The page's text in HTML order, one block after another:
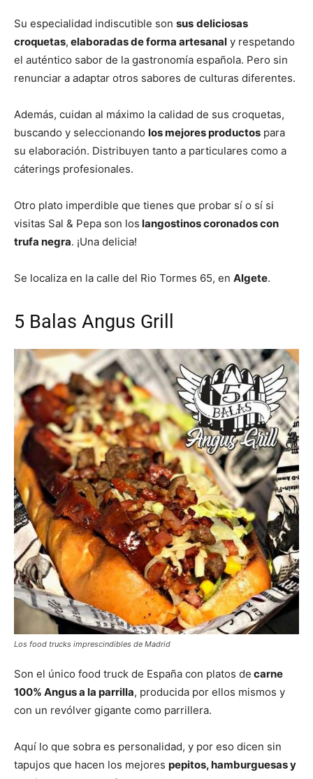
Su especialidad indiscutible son sus deliciosas
croquetas, elaboradas de forma artesanal y respetando
el auténtico sabor de la gastronomía española. Pero sin
renunciar a adaptar otros sabores de culturas diferentes.
Además, cuidan al máximo la calidad de sus croquetas,
buscando y seleccionando los mejores productos para
su elaboración. Distribuyen tanto a particulares como a
cáterings profesionales.
Otro plato imperdible que tienes que probar sí o sí si
visitas Sal & Pepa son los langostinos coronados con
trufa negra. ¡Una delicia!
Se localiza en la calle del Rio Tormes 65, en Algete.
5 Balas Angus Grill
Los food trucks imprescindibles de Madrid
Son el único food truck de España con platos de carne
100% Angus a la parrilla, producida por ellos mismos y
con un revólver gigante como parrillera.
Aquí lo que sobra es personalidad, y por eso dicen sin
tapujos que hacen los mejores pepitos, hamburguesas y